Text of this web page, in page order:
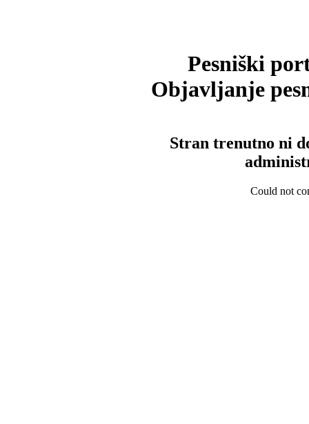
Pesniški
Objavljanje
Stran trenutno ni
Could not